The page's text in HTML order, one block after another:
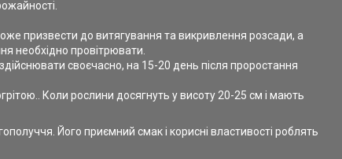
призвести до витягування та викривлення розсади, а
необхідно провітрювати.
своєчасно, на 15-20 день після проростання
Коли рослини досягнуть у висоту 20-25 см і мають
Його приємний смак і корисні властивості роблять